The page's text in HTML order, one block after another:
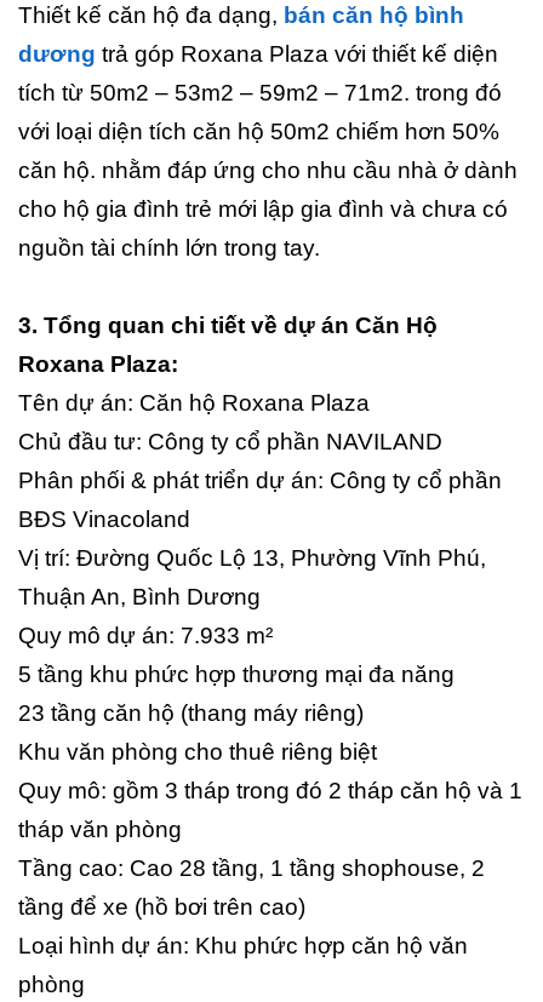
Thiết kế căn hộ đa dạng, bán căn hộ bình
dương trả góp Roxana Plaza với thiết kế diện
tích từ 50m2 – 53m2 – 59m2 – 71m2. trong đó
với loại diện tích căn hộ 50m2 chiếm hơn 50%
căn hộ. nhằm đáp ứng cho nhu cầu nhà ở dành
cho hộ gia đình trẻ mới lập gia đình và chưa có
nguồn tài chính lớn trong tay.
3. Tổng quan chi tiết về dự án Căn Hộ
Roxana Plaza:
Tên dự án: Căn hộ Roxana Plaza
Chủ đầu tư: Công ty cổ phần NAVILAND
Phân phối & phát triển dự án: Công ty cổ phần
BĐS Vinacoland
Vị trí: Đường Quốc Lộ 13, Phường Vĩnh Phú,
Thuận An, Bình Dương
Quy mô dự án: 7.933 m²
5 tầng khu phức hợp thương mại đa năng
23 tầng căn hộ (thang máy riêng)
Khu văn phòng cho thuê riêng biệt
Quy mô: gồm 3 tháp trong đó 2 tháp căn hộ và 1
tháp văn phòng
Tầng cao: Cao 28 tầng, 1 tầng shophouse, 2
tầng để xe (hồ bơi trên cao)
Loại hình dự án: Khu phức hợp căn hộ văn
phòng